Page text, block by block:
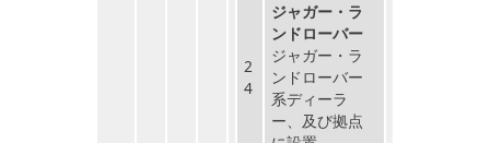
2
4
ジャガー・ラ
ンドローバー
ジャガー・ラ
ンドローバー
系ディーラ
ー、及び拠点